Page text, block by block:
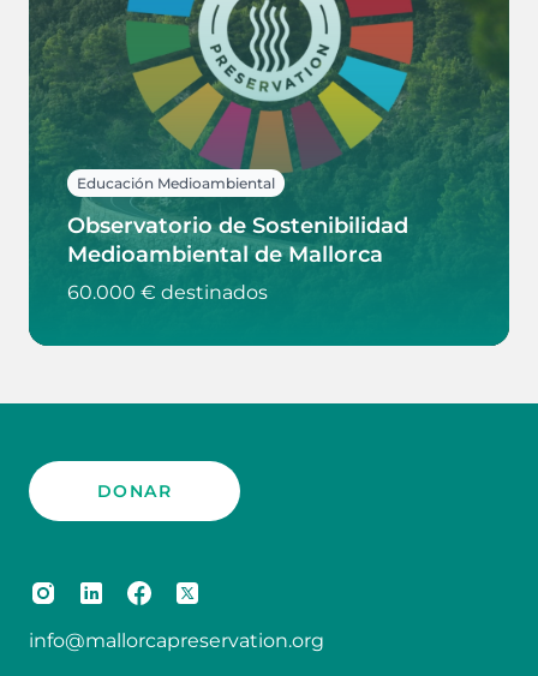
Educación Medioambiental
Observatorio de Sostenibilidad
Medioambiental de Mallorca
60.000 € destinados
DONAR
info@mallorcapreservation.org